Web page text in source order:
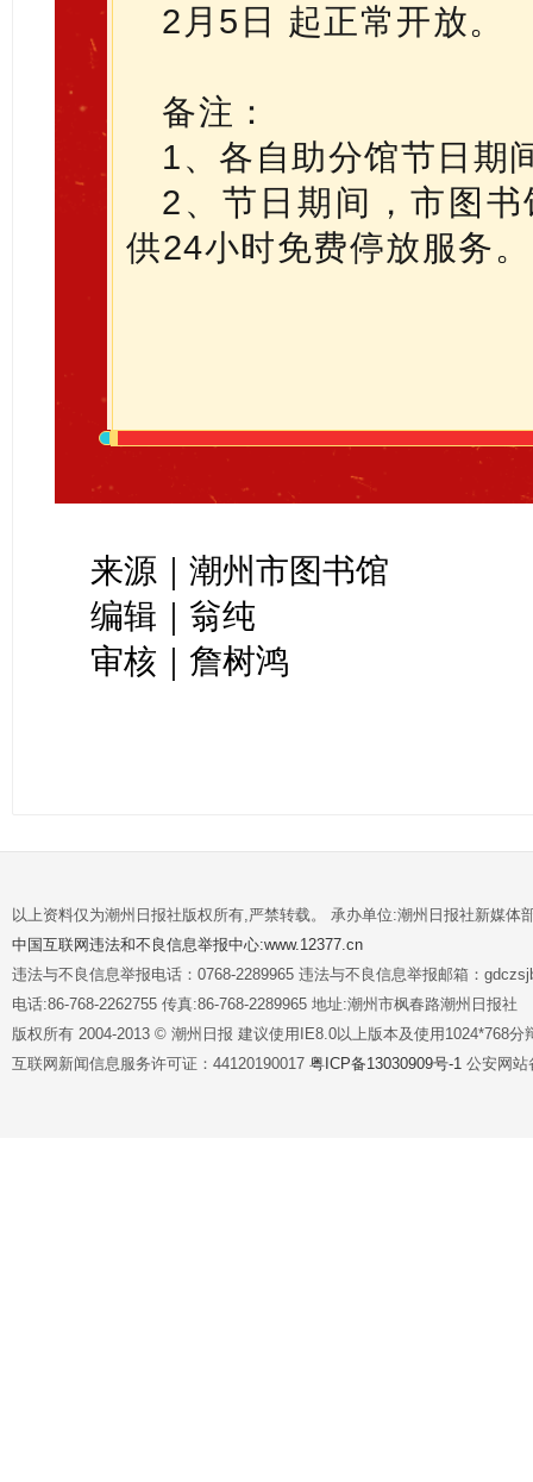
2月5日 起正常开放。
备注：
1、各自助分馆节日期
2、节日期间，市图
供24小时免费停放服务。
来源｜潮州市图书馆
编辑｜翁纯
审核｜詹树鸿
以上资料仅为潮州日报社版权所有,严禁转载。 承办单位:潮州日报社新媒体
中国互联网违法和不良信息举报中心:www.12377.cn
违法与不良信息举报电话：0768-2289965 违法与不良信息举报邮箱：
电话:86-768-2262755 传真:86-768-2289965 地址:潮州市枫春路潮州日报社
版权所有 2004-2013 © 潮州日报 建议使用IE8.0以上版本及使用1024*768分
互联网新闻信息服务许可证：44120190017 粤ICP备13030909号-1 公安网站